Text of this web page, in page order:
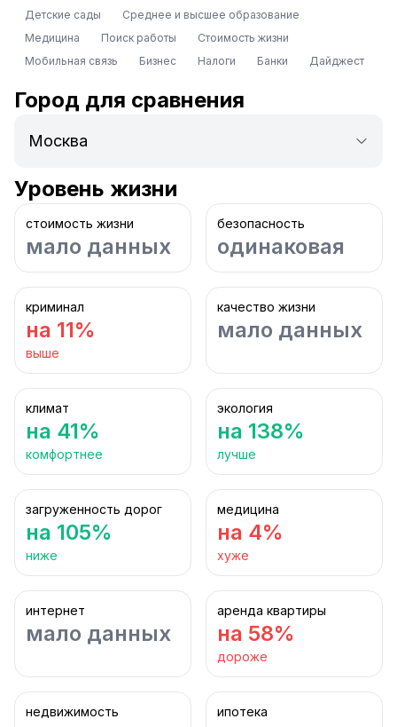
Детские сады
Среднее и высшее образование
Медицина
Поиск работы
Стоимость жизни
Мобильная связь
Бизнес Налоги Банки Дайджест
Город для сравнения
Уровень жизни
стоимость жизни
мало данных
безопасность
одинаковая
криминал
на 11%
выше
качество жизни
мало данных
климат
на 41%
комфортнее
экология
на 138%
лучше
загруженность дорог
на 105%
ниже
медицина
на 4%
хуже
интернет
мало данных
аренда квартиры
на 58%
дороже
недвижимость ипотека